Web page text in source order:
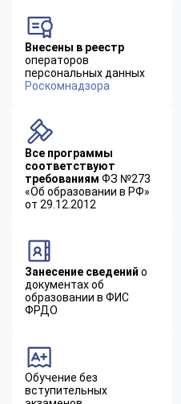
Внесены в реестр
операторов
персональных данных
Роскомнадзора
Все программы
соответствуют
требованиям ФЗ №273
«Об образовании в РФ»
от 29.12.2012
Занесение сведений о
документах об
образовании в ФИС
ФРДО
Обучение без
вступительных